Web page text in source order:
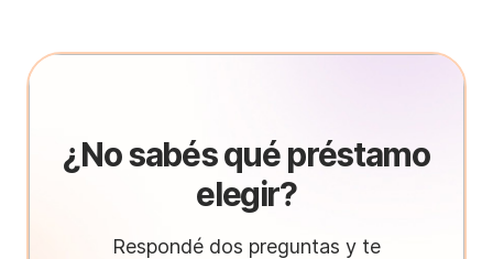
¿No sabés qué préstamo
elegir?
Respondé dos preguntas y te